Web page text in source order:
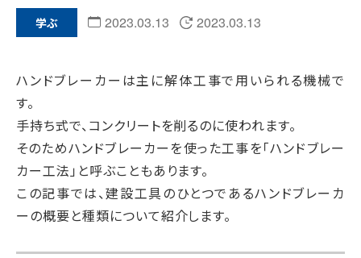
学ぶ 2023.03.13 2023.03.13
ハンドブレーカーは主に解体工事で用いられる機械で
す。
手持ち式で、コンクリートを削るのに使われます。
そのためハンドブレーカーを使った工事を「ハンドブレー
カー工法」と呼ぶこともあります。
この記事では、建設工具のひとつであるハンドブレーカ
ーの概要と種類について紹介します。